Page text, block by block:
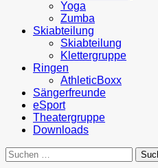
Yoga
Zumba
Skiabteilung
Skiabteilung
Klettergruppe
Ringen
AthleticBoxx
Sängerfreunde
eSport
Theatergruppe
Downloads
Suchen
nach: